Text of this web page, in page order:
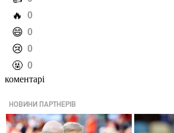
️🔥 0
️😄 0
️😢 0
️🤬 0
коментарі